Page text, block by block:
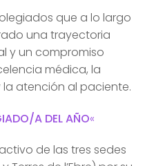
que a lo largo
una trayectoria
y un compromiso
médica, la
atención al paciente.
A DEL AÑO«
de las tres sedes